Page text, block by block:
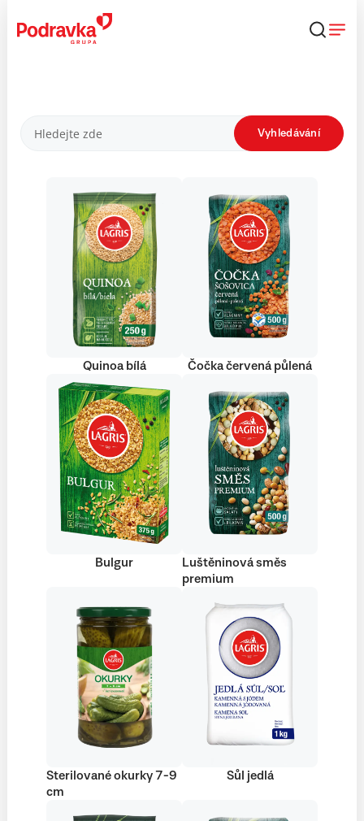
obsahu
Produkty Vyhledávání
Quinoa bílá Čočka červená půlená
Bulgur
Luštěninová směs
premium
Sterilované okurky 7-9
cm
Sůl jedlá